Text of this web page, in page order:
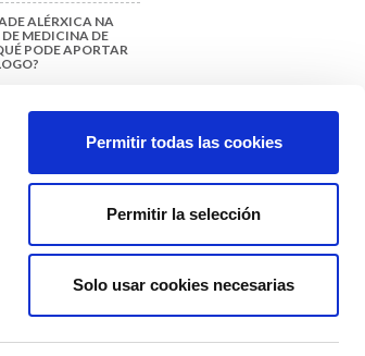
Permitir todas las cookies
Permitir la selección
Solo usar cookies necesarias
ALÉRXICA NA
MEDICINA DE
PODE APORTAR
FIN DE GRADO?